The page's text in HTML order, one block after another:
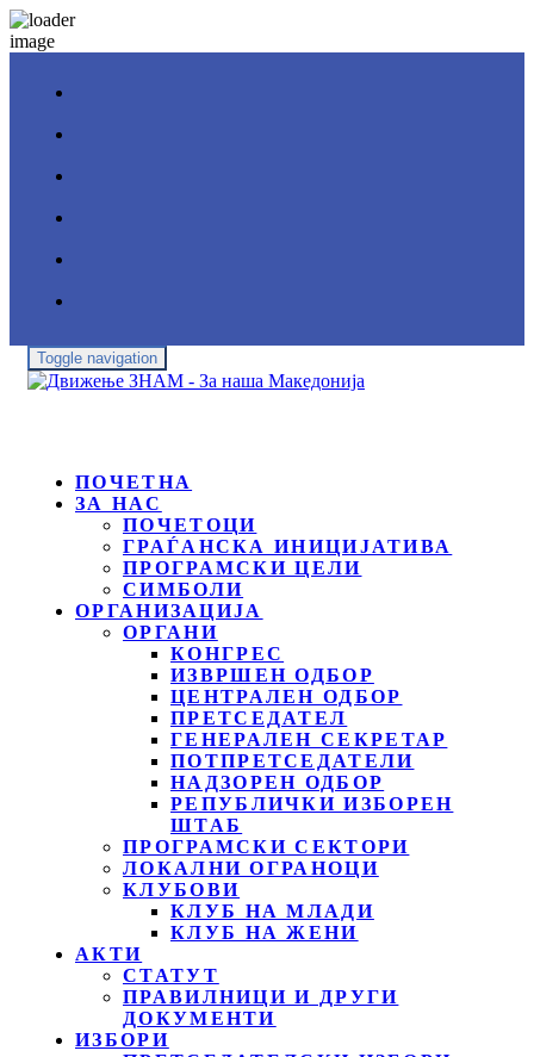
Toggle navigation
ПОЧЕТНА
ЗА НАС
ПОЧЕТОЦИ
ГРАЃАНСКА ИНИЦИЈАТИВА
ПРОГРАМСКИ ЦЕЛИ
СИМБОЛИ
ОРГАНИЗАЦИЈА
ОРГАНИ
КОНГРЕС
ИЗВРШЕН ОДБОР
ЦЕНТРАЛЕН ОДБОР
ПРЕТСЕДАТЕЛ
ГЕНЕРАЛЕН СЕКРЕТАР
ПОТПРЕТСЕДАТЕЛИ
НАДЗОРЕН ОДБОР
РЕПУБЛИЧКИ ИЗБОРЕН
ШТАБ
ПРОГРАМСКИ СЕКТОРИ
ЛОКАЛНИ ОГРАНОЦИ
КЛУБОВИ
КЛУБ НА МЛАДИ
КЛУБ НА ЖЕНИ
АКТИ
СТАТУТ
ПРАВИЛНИЦИ И ДРУГИ
ДОКУМЕНТИ
ИЗБОРИ